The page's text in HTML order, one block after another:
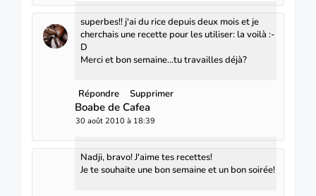
superbes!! j'ai du rice depuis deux mois et je
cherchais une recette pour les utiliser: la voilà :-
D
Merci et bon semaine...tu travailles déjà?
Répondre Supprimer
Boabe de Cafea
30 août 2010 à 18:39
Nadji, bravo! J'aime tes recettes!
Je te souhaite une bon semaine et un bon soirée!